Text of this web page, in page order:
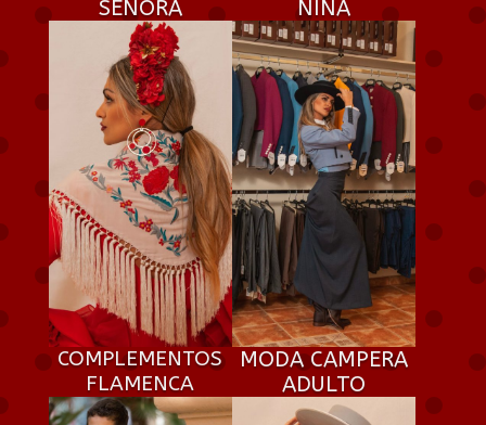
SEÑORA
NIÑA
COMPLEMENTOS
FLAMENCA
MODA CAMPERA
ADULTO